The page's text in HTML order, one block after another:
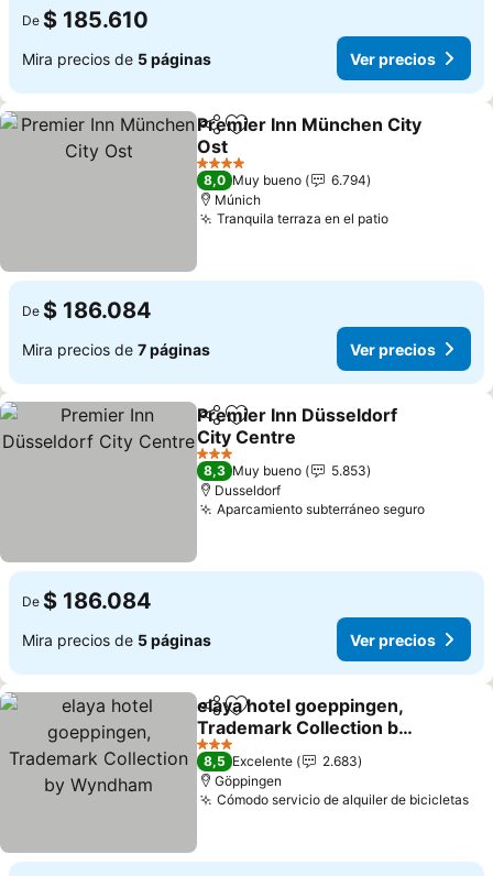
De $ 185.610
Mira precios de 5 páginas Ver precios
CompartirAgregar a favoritos
Premier Inn München City
Ost
4 Estrellas
8,0 Muy bueno
6.794
Múnich
Tranquila terraza en el patio
De $ 186.084
Mira precios de 7 páginas Ver precios
CompartirAgregar a favoritos
Premier Inn Düsseldorf
City Centre
3 Estrellas
8,3 Muy bueno
5.853
Dusseldorf
Aparcamiento subterráneo seguro
De $ 186.084
Mira precios de 5 páginas Ver precios
CompartirAgregar a favoritos
elaya hotel goeppingen,
Trademark Collection by
Wyndham
3 Estrellas
8,5 Excelente
2.683
Göppingen
Cómodo servicio de alquiler de bicicletas